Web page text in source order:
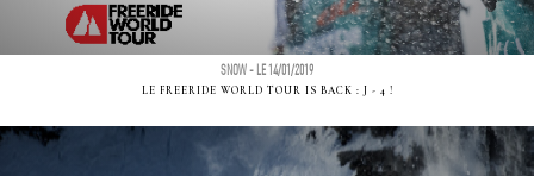
SNOW - LE 14/01/2019
LE FREERIDE WORLD TOUR IS BACK : J - 4 !